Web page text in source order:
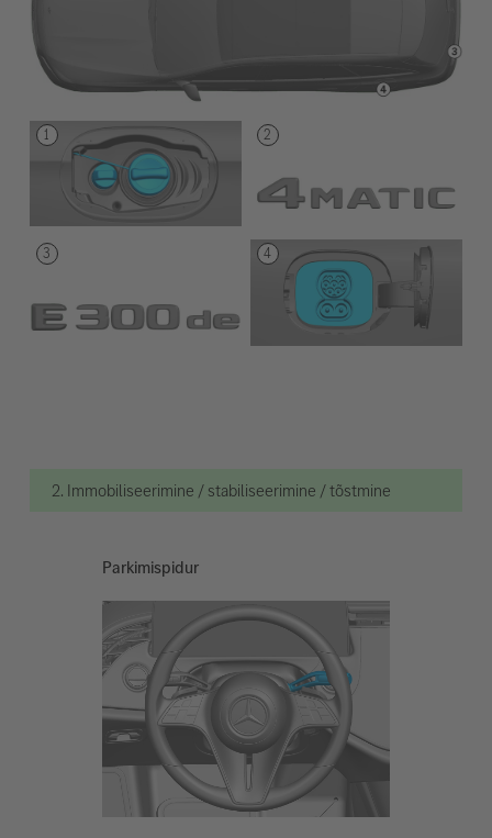
2. Immobiliseerimine / stabiliseerimine / tõstmine
Parkimispidur